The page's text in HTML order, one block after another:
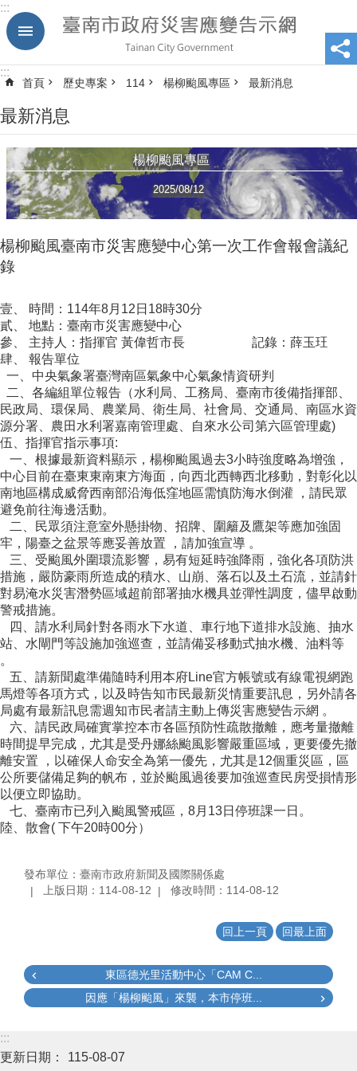
跳到主要內容區塊
:::
:::
首頁 歷史專案 114 楊柳颱風專區 最新消息
最新消息
楊柳颱風專區
2025/08/12
楊柳颱風臺南市災害應變中心第一次工作會報會議紀
錄
壹、 時間：114年8月12日18時30分
貳、 地點：臺南市災害應變中心
參、 主持人：指揮官 黃偉哲市長 記錄：薛玉玨
肆、 報告單位
一、中央氣象署臺灣南區氣象中心氣象情資研判
二、各編組單位報告（水利局、工務局、臺南市後備指揮部、
民政局、環保局、農業局、衛生局、社會局、交通局、南區水資
源分署、農田水利署嘉南管理處、自來水公司第六區管理處)
伍、指揮官指示事項:
一、根據最新資料顯示，楊柳颱風過去3小時強度略為增強，
中心目前在臺東東南東方海面，向西北西轉西北移動，對彰化以
南地區構成威脅西南部沿海低窪地區需慎防海水倒灌 ，請民眾
避免前往海邊活動。
二、民眾須注意室外懸掛物、招牌、圍籬及鷹架等應加強固
牢，陽臺之盆景等應妥善放置 ，請加強宣導 。
三、受颱風外圍環流影響，易有短延時強降雨，強化各項防洪
措施，嚴防豪雨所造成的積水、山崩、落石以及土石流，並請針
對易淹水災害潛勢區域超前部署抽水機具並彈性調度，儘早啟動
警戒措施。
四、請水利局針對各雨水下水道、車行地下道排水設施、抽水
站、水閘門等設施加強巡查，並請備妥移動式抽水機、油料等
。
五、請新聞處準備隨時利用本府Line官方帳號或有線電視網跑
馬燈等各項方式，以及時告知市民最新災情重要訊息，另外請各
局處有最新訊息需週知市民者請主動上傳災害應變告示網 。
六、請民政局確實掌控本市各區預防性疏散撤離，應考量撤離
時間提早完成，尤其是受丹娜絲颱風影響嚴重區域，更要優先撤
離安置 ，以確保人命安全為第一優先，尤其是12個重災區，區
公所要儲備足夠的帆布，並於颱風過後要加強巡查民房受損情形
以便立即協助。
七、臺南市已列入颱風警戒區，8月13日停班課一日。
陸、散會( 下午20時00分）
發布單位：臺南市政府新聞及國際關係處
上版日期：114-08-12
修改時間：114-08-12
回上一頁 回最上面
東區德光里活動中心「CAM C...
因應「楊柳颱風」來襲，本市停班...
:::
更新日期：
115-08-07